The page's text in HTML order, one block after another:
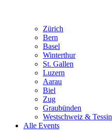
Zürich
Bern
Basel
Winterthur
St. Gallen
Luzern
Aarau
Biel
Zug
Graubünden
Westschweiz & Tessin
Alle Events